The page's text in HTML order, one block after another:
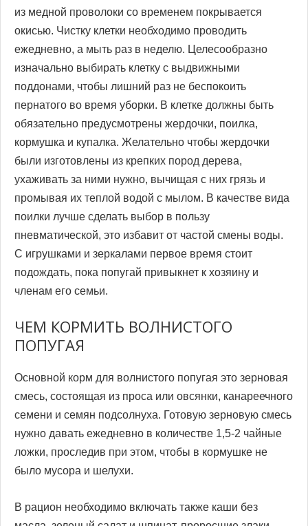
из медной проволоки со временем покрывается
окисью. Чистку клетки необходимо проводить
ежедневно, а мыть раз в неделю. Целесообразно
изначально выбирать клетку с выдвижными
поддонами, чтобы лишний раз не беспокоить
пернатого во время уборки. В клетке должны быть
обязательно предусмотрены жердочки, поилка,
кормушка и купалка. Желательно чтобы жердочки
были изготовлены из крепких пород дерева,
ухаживать за ними нужно, вычищая с них грязь и
промывая их теплой водой с мылом. В качестве вида
поилки лучше сделать выбор в пользу
пневматической, это избавит от частой смены воды.
С игрушками и зеркалами первое время стоит
подождать, пока попугай привыкнет к хозяину и
членам его семьи.
ЧЕМ КОРМИТЬ ВОЛНИСТОГО
ПОПУГАЯ
Основной корм для волнистого попугая это зерновая
смесь, состоящая из проса или овсянки, канареечного
семени и семян подсолнуха. Готовую зерновую смесь
нужно давать ежедневно в количестве 1,5-2 чайные
ложки, проследив при этом, чтобы в кормушке не
было мусора и шелухи.
В рацион необходимо включать также каши без